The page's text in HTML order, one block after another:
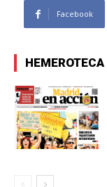
Facebook
HEMEROTECA